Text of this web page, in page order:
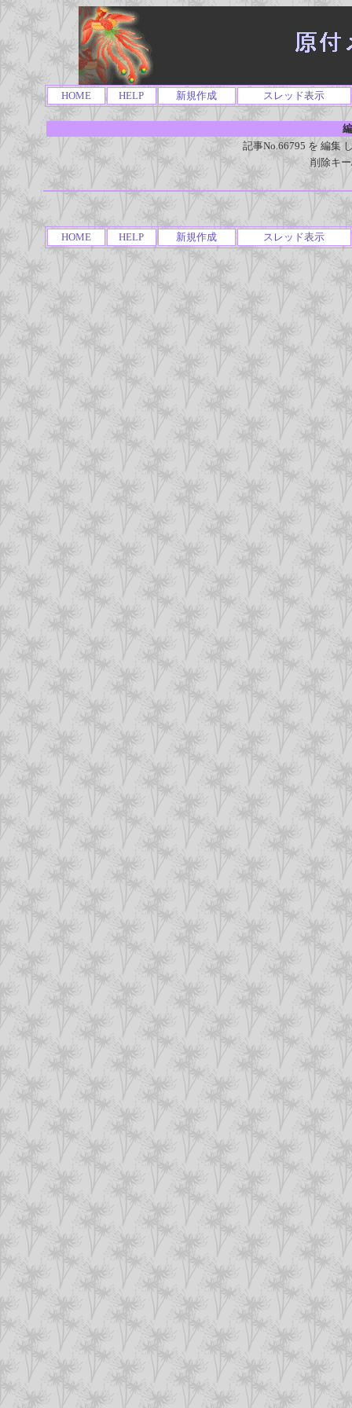
HOME HELP 新規作成 スレッド表示
記事No.66795 を 編集
削除キ
HOME HELP 新規作成 スレッド表示